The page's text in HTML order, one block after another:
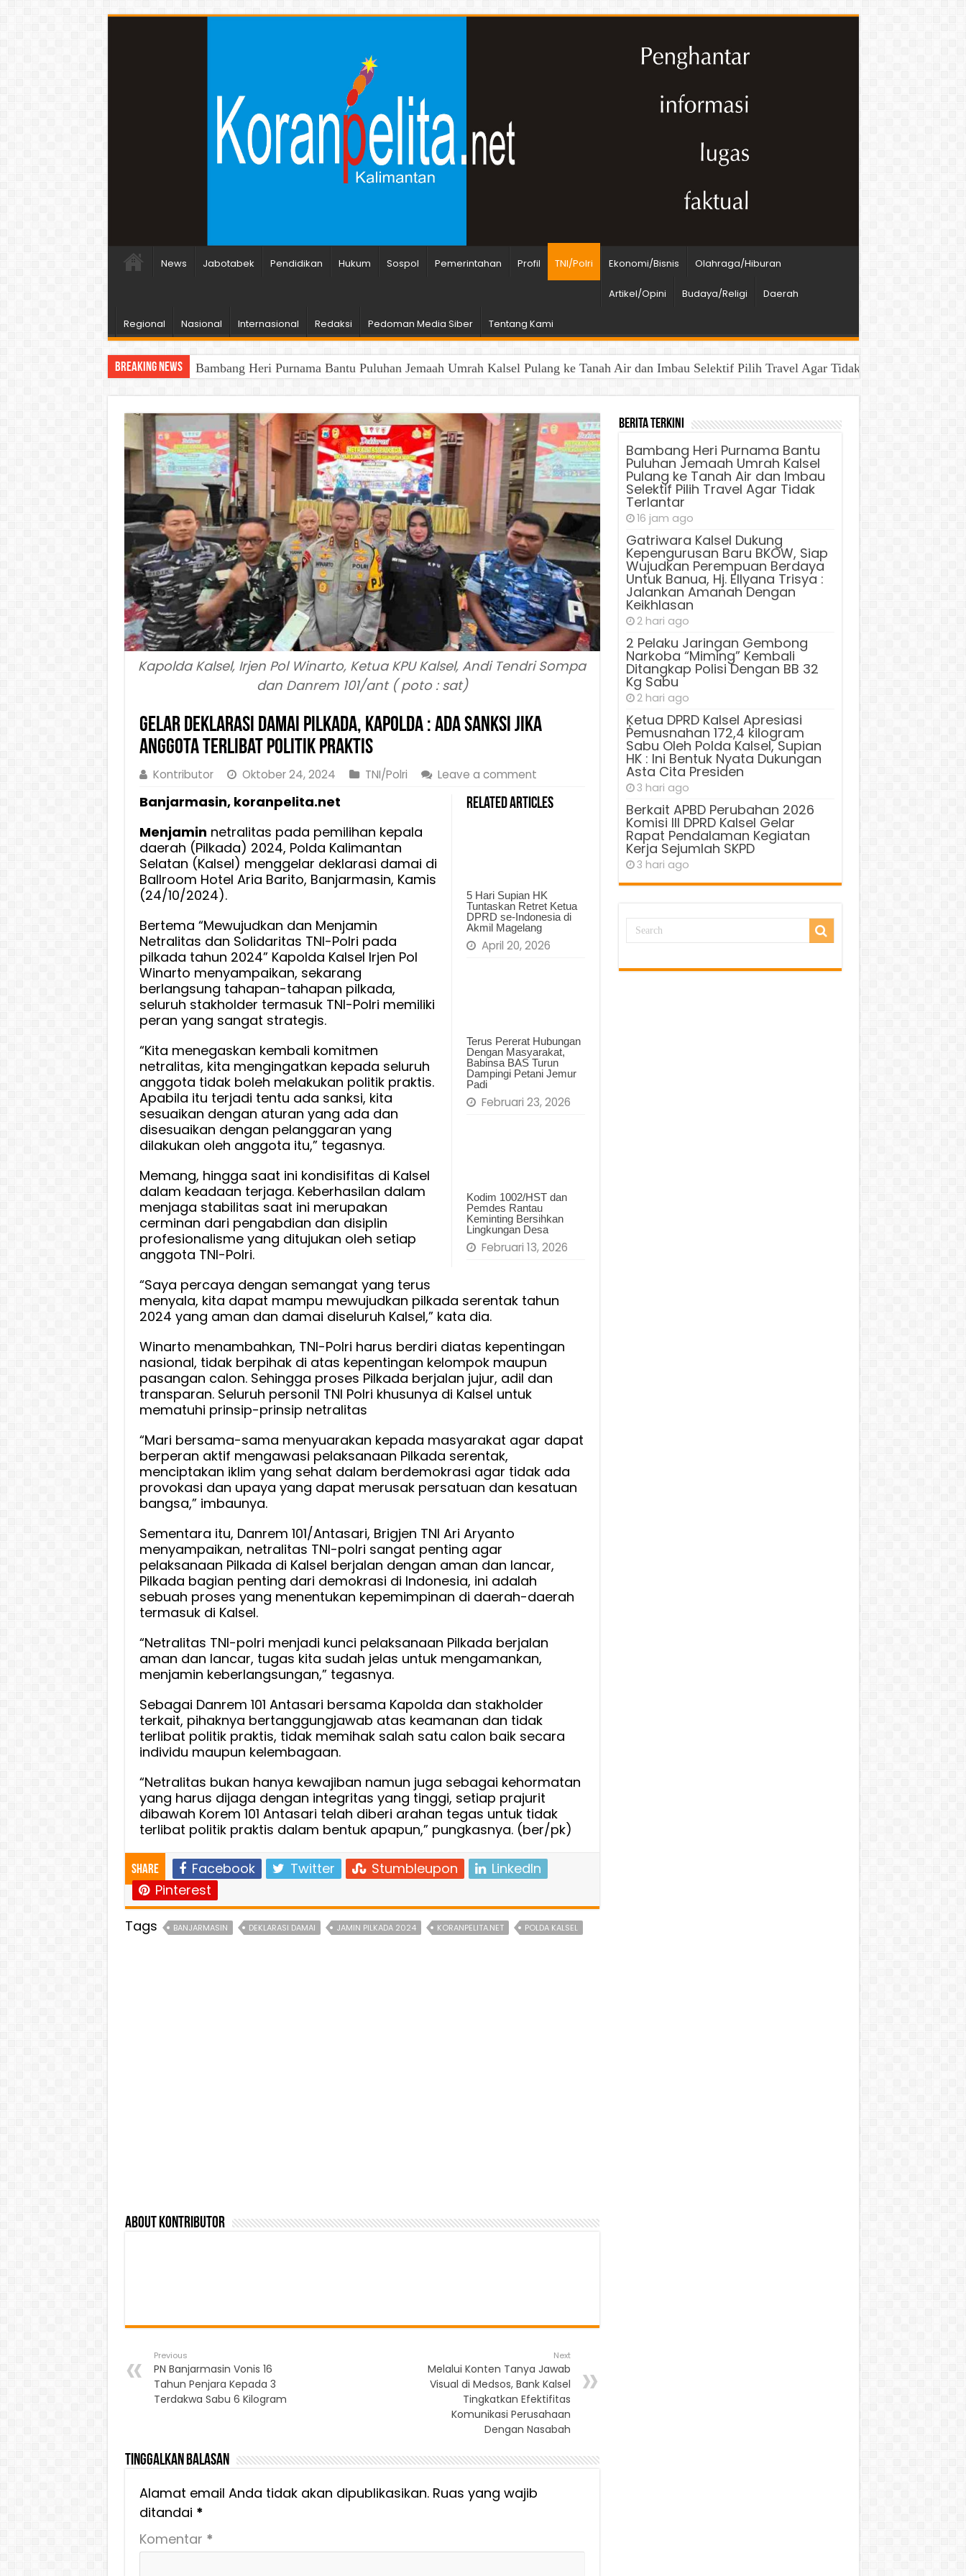
News Jabotabek Pendidikan Hukum Sospol Pemerintahan Profil TNI/Polri Ekonomi/Bisnis Olahraga/Hiburan
Artikel/Opini Budaya/Religi Daerah
Regional Nasional Internasional Redaksi Pedoman Media Siber Tentang Kami
Breaking News Bambang Heri Purnama Bantu Puluhan Jemaah Umrah Kalsel Pulang ke Tanah Air dan Imbau Selektif Pilih Travel Agar Tidak Terlantar
Kapolda Kalsel, Irjen Pol Winarto, Ketua KPU Kalsel, Andi Tendri Sompa
dan Danrem 101/ant ( poto : sat)
Gelar Deklarasi Damai Pilkada, Kapolda : Ada Sanksi Jika
Anggota Terlibat Politik Praktis
Kontributor Oktober 24, 2024 TNI/Polri Leave a comment
Related Articles
5 Hari Supian HK
Tuntaskan Retret Ketua
DPRD se-Indonesia di
Akmil Magelang
April 20, 2026
Terus Pererat Hubungan
Dengan Masyarakat,
Babinsa BAS Turun
Dampingi Petani Jemur
Padi
Februari 23, 2026
Kodim 1002/HST dan
Pemdes Rantau
Keminting Bersihkan
Lingkungan Desa
Februari 13, 2026
Banjarmasin, koranpelita.net
Menjamin netralitas pada pemilihan kepala
daerah (Pilkada) 2024, Polda Kalimantan
Selatan (Kalsel) menggelar deklarasi damai di
Ballroom Hotel Aria Barito, Banjarmasin, Kamis
(24/10/2024).
Bertema “Mewujudkan dan Menjamin
Netralitas dan Solidaritas TNI-Polri pada
pilkada tahun 2024” Kapolda Kalsel Irjen Pol
Winarto menyampaikan, sekarang
berlangsung tahapan-tahapan pilkada,
seluruh stakholder termasuk TNI-Polri memiliki
peran yang sangat strategis.
“Kita menegaskan kembali komitmen
netralitas, kita mengingatkan kepada seluruh
anggota tidak boleh melakukan politik praktis.
Apabila itu terjadi tentu ada sanksi, kita
sesuaikan dengan aturan yang ada dan
disesuaikan dengan pelanggaran yang
dilakukan oleh anggota itu,” tegasnya.
Memang, hingga saat ini kondisifitas di Kalsel
dalam keadaan terjaga. Keberhasilan dalam
menjaga stabilitas saat ini merupakan
cerminan dari pengabdian dan disiplin
profesionalisme yang ditujukan oleh setiap
anggota TNI-Polri.
“Saya percaya dengan semangat yang terus
menyala, kita dapat mampu mewujudkan pilkada serentak tahun
2024 yang aman dan damai diseluruh Kalsel,” kata dia.
Winarto menambahkan, TNI-Polri harus berdiri diatas kepentingan
nasional, tidak berpihak di atas kepentingan kelompok maupun
pasangan calon. Sehingga proses Pilkada berjalan jujur, adil dan
transparan. Seluruh personil TNI Polri khusunya di Kalsel untuk
mematuhi prinsip-prinsip netralitas
“Mari bersama-sama menyuarakan kepada masyarakat agar dapat
berperan aktif mengawasi pelaksanaan Pilkada serentak,
menciptakan iklim yang sehat dalam berdemokrasi agar tidak ada
provokasi dan upaya yang dapat merusak persatuan dan kesatuan
bangsa,” imbaunya.
Sementara itu, Danrem 101/Antasari, Brigjen TNI Ari Aryanto
menyampaikan, netralitas TNI-polri sangat penting agar
pelaksanaan Pilkada di Kalsel berjalan dengan aman dan lancar,
Pilkada bagian penting dari demokrasi di Indonesia, ini adalah
sebuah proses yang menentukan kepemimpinan di daerah-daerah
termasuk di Kalsel.
“Netralitas TNI-polri menjadi kunci pelaksanaan Pilkada berjalan
aman dan lancar, tugas kita sudah jelas untuk mengamankan,
menjamin keberlangsungan,” tegasnya.
Sebagai Danrem 101 Antasari bersama Kapolda dan stakholder
terkait, pihaknya bertanggungjawab atas keamanan dan tidak
terlibat politik praktis, tidak memihak salah satu calon baik secara
individu maupun kelembagaan.
“Netralitas bukan hanya kewajiban namun juga sebagai kehormatan
yang harus dijaga dengan integritas yang tinggi, setiap prajurit
dibawah Korem 101 Antasari telah diberi arahan tegas untuk tidak
terlibat politik praktis dalam bentuk apapun,” pungkasnya. (ber/pk)
Share Facebook Twitter Stumbleupon
LinkedIn
Pinterest
Tags
BANJARMASIN DEKLARASI DAMAI JAMIN PILKADA 2024 KORANPELITA.NET POLDA KALSEL
About Kontributor
Previous
PN Banjarmasin Vonis 16
Tahun Penjara Kepada 3
Terdakwa Sabu 6 Kilogram
Next
Melalui Konten Tanya Jawab
Visual di Medsos, Bank Kalsel
Tingkatkan Efektifitas
Komunikasi Perusahaan
Dengan Nasabah
Tinggalkan Balasan
Alamat email Anda tidak akan dipublikasikan. Ruas yang wajib
ditandai *
Komentar *
Berita Terkini
Bambang Heri Purnama Bantu
Puluhan Jemaah Umrah Kalsel
Pulang ke Tanah Air dan Imbau
Selektif Pilih Travel Agar Tidak
Terlantar
16 jam ago
Gatriwara Kalsel Dukung
Kepengurusan Baru BKOW, Siap
Wujudkan Perempuan Berdaya
Untuk Banua, Hj. Ellyana Trisya :
Jalankan Amanah Dengan
Keikhlasan
2 hari ago
2 Pelaku Jaringan Gembong
Narkoba “Miming” Kembali
Ditangkap Polisi Dengan BB 32
Kg Sabu
2 hari ago
Ķetua DPRD Kalsel Apresiasi
Pemusnahan 172,4 kilogram
Sabu Oleh Polda Kalsel, Supian
HK : Ini Bentuk Nyata Dukungan
Asta Cita Presiden
3 hari ago
Berkait APBD Perubahan 2026
Komisi III DPRD Kalsel Gelar
Rapat Pendalaman Kegiatan
Kerja Sejumlah SKPD
3 hari ago